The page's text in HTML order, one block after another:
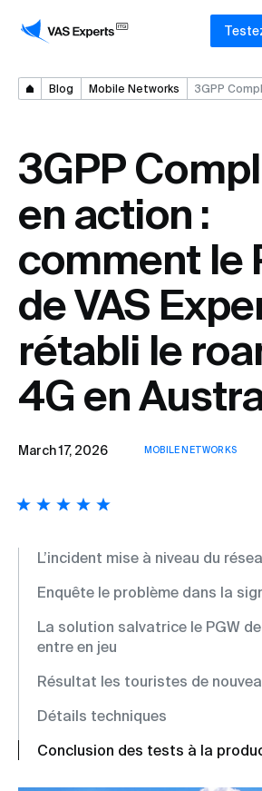
Blog Mobile Networks
3GPP
en action :
comment le
de VAS
rétabli le
4G en
March 17, 2026 MOBILE NETWORKS
L’incident mise à niveau du
Enquête le problème dans la
La solution salvatrice le PGW
entre en jeu
Résultat les touristes de
Détails techniques
Conclusion des tests à la